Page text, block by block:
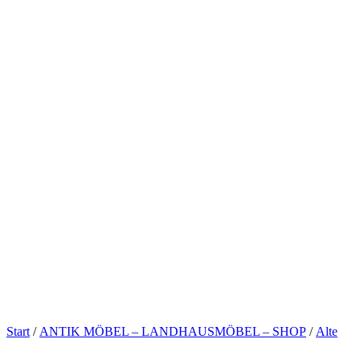
Start / ANTIK MÖBEL – LANDHAUSMÖBEL – SHOP / Alte